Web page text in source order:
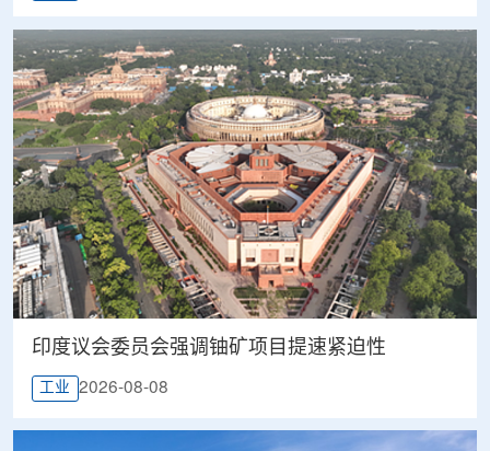
印度议会委员会强调铀矿项目提速紧迫性
工业 2026-08-08